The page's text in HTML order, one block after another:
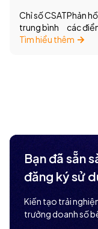
Chỉ số CSAT
trung bình
Phản
các
Tìm hiểu thêm
Bạn đã sẵn
đăng ký sử
Kiến tạo trải
trưởng doanh số